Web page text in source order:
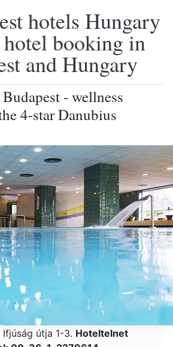
hotels Hungary
booking in
and Hungary
- wellness
4-star Danubius
Ifjúság útja 1-3. Hoteltelnet